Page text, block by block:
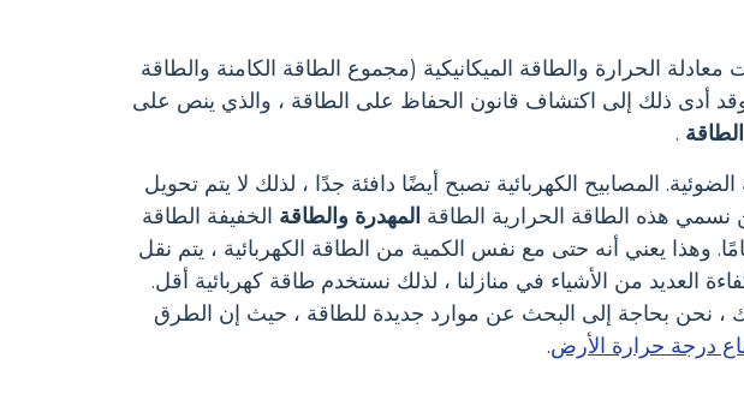
الحرارة والطاقة الميكانيكية (مجموع الطاقة الكامنة والطاقة
وقد أدى ذلك إلى اكتشاف قانون الحفاظ على الطاقة ، والذي ينص على
.
المصابيح الكهربائية تصبح أيضًا دافئة جدًا ، لذلك لا يتم تحويل
نسمي هذه الطاقة الحرارية الطاقة المهدرة والطاقة الخفيفة الطاقة
الإضاءة الحديثة أكثر كفاءة من المصابيح الكهربائية قبل 50 عامًا. وهذا يعني أنه حتى مع نفس الكمية من الطاقة الكهربائية ، يتم نقل
العديد من الأشياء في منازلنا ، لذلك نستخدم طاقة كهربائية أقل.
نحن بحاجة إلى البحث عن موارد جديدة للطاقة ، حيث إن الطرق
درجة حرارة الأرض.